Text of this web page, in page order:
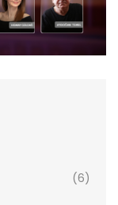
(6)